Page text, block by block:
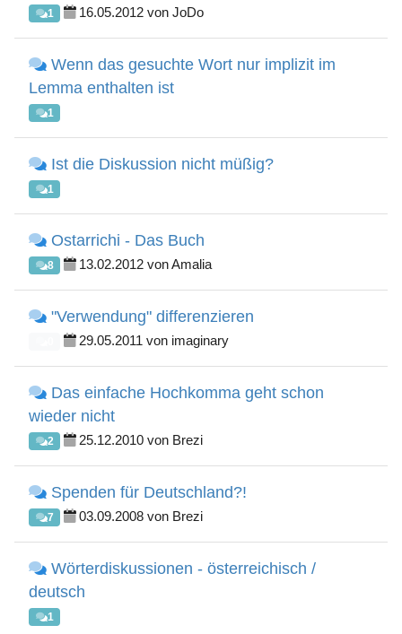
1 16.05.2012 von JoDo
Wenn das gesuchte Wort nur implizit im
Lemma enthalten ist
1
Ist die Diskussion nicht müßig?
1
Ostarrichi - Das Buch
8 13.02.2012 von Amalia
"Verwendung" differenzieren
29.05.2011 von imaginary
Das einfache Hochkomma geht schon
wieder nicht
2 25.12.2010 von Brezi
Spenden für Deutschland?!
7 03.09.2008 von Brezi
Wörterdiskussionen - österreichisch /
deutsch
1